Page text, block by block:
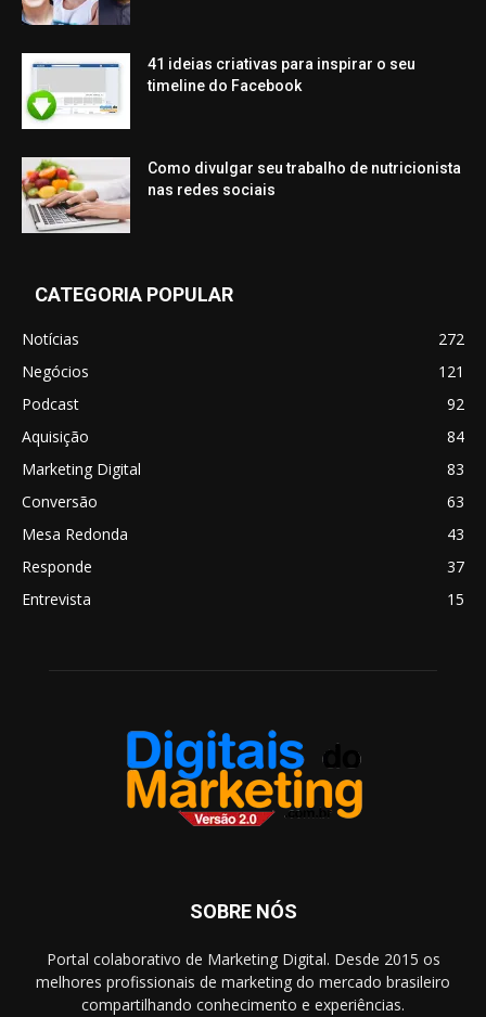
41 ideias criativas para inspirar o seu
timeline do Facebook
Como divulgar seu trabalho de nutricionista
nas redes sociais
CATEGORIA POPULAR
Notícias
272
Negócios
121
Podcast
92
Aquisição
84
Marketing Digital
83
Conversão
63
Mesa Redonda
43
Responde
37
Entrevista
15
SOBRE NÓS
Portal colaborativo de Marketing Digital. Desde 2015 os
melhores profissionais de marketing do mercado brasileiro
compartilhando conhecimento e experiências.